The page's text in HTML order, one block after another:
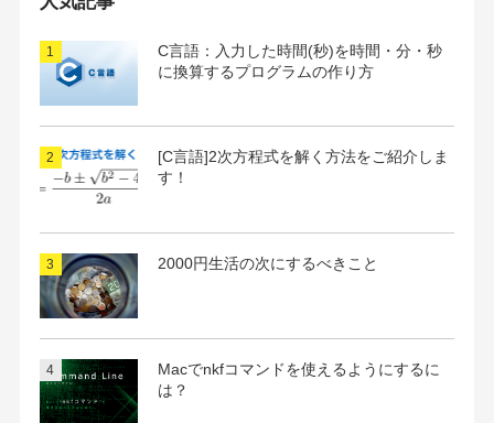
C言語：入力した時間(秒)を時間・分・秒
に換算するプログラムの作り方
[C言語]2次方程式を解く方法をご紹介しま
す！
2000円生活の次にするべきこと
Macでnkfコマンドを使えるようにするに
は？